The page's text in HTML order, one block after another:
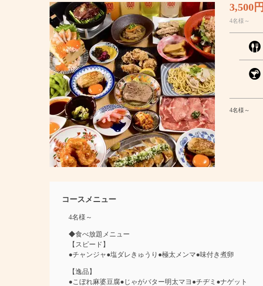
3,500円
4名様～
4名様～
コースメニュー
4名様～
◆食べ放題メニュー
【スピード】
●チャンジャ●塩ダレきゅうり●極太メンマ●味付き煮卵
【逸品】
●こぼれ麻婆豆腐●じゃがバター明太マヨ●チヂミ●ナゲット